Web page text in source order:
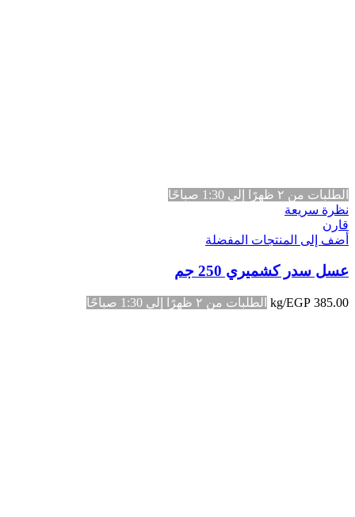
الطلبات من ٢ ظهرًا إلى 1:30 صباحًا
نظرة سريعة
قارن
أضف إلى المنتجات المفضلة
عسل سدر كشميري 250 جم
EGP 385.00
/kg الطلبات من ٢ ظهرًا إلى 1:30 صباحًا